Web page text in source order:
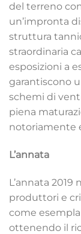
del terreno
un’impronta
struttura
straordinaria
esposizioni a
garantiscono
schemi di
piena
notoriamente
L’annata
L’annata
produttori e
come
ottenendo il